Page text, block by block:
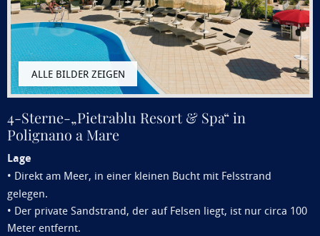
4-Sterne-„Pietrablu Resort & Spa“ in
Polignano a Mare
Lage
• Direkt am Meer, in einer kleinen Bucht mit Felsstrand
gelegen.
• Der private Sandstrand, der auf Felsen liegt, ist nur circa 100
Meter entfernt.